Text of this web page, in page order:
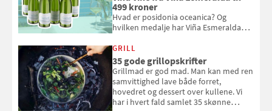
499 kroner
Hvad er posidonia oceanica? Og
hvilken medalje har Viña Esmeralda
med i Samvirkes skønne vinquiz, hvor
du kan vinde 6 flasker vin fra Viña
Esmeralda. Konkurrencen slutter 1.
september 2026.
GRILL
35 gode grillopskrifter
Grillmad er god mad. Man kan med ren
samvittighed lave både forret,
hovedret og dessert over kullene. Vi
har i hvert fald samlet 35 skønne